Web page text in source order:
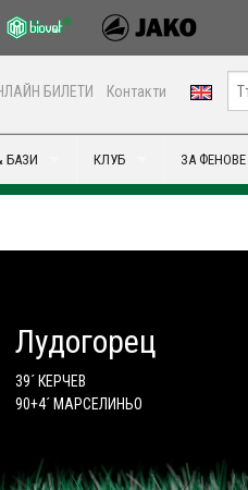
БИЛЕТИ Контакти
БАЗИ КЛУБ ЗА ФЕНОВЕ
Лудогорец
39´ КЕРЧЕВ
90+4´ МАРСЕЛИНЬО